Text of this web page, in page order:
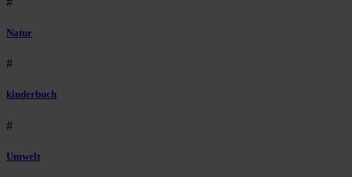
Natur
#
kinderbuch
#
Umwelt